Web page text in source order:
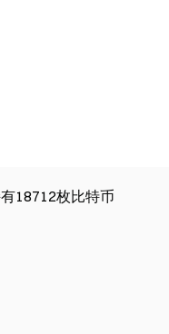
18712枚比特币